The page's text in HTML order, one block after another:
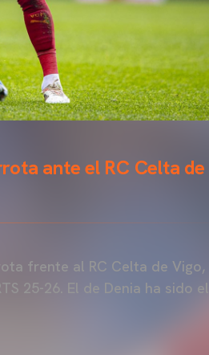
ante el RC Celta de
frente al RC Celta de Vigo,
25-26. El de Denia ha sido el